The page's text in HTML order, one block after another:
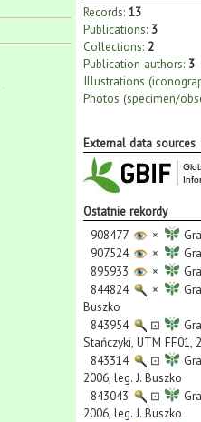
Records: 13
Publications: 3
Collections: 2
Publication authors: 3
Illustrations
Photos (specimen/
External data sources
Ostatnie rekordy
908477
×
907524
×
895933
×
844824
×
Buszko
843954
⊡
Stańczyki, UTM FF01,
843314
⊡
2006, leg. J. Buszko
843043
⊡
2006, leg. J. Buszko